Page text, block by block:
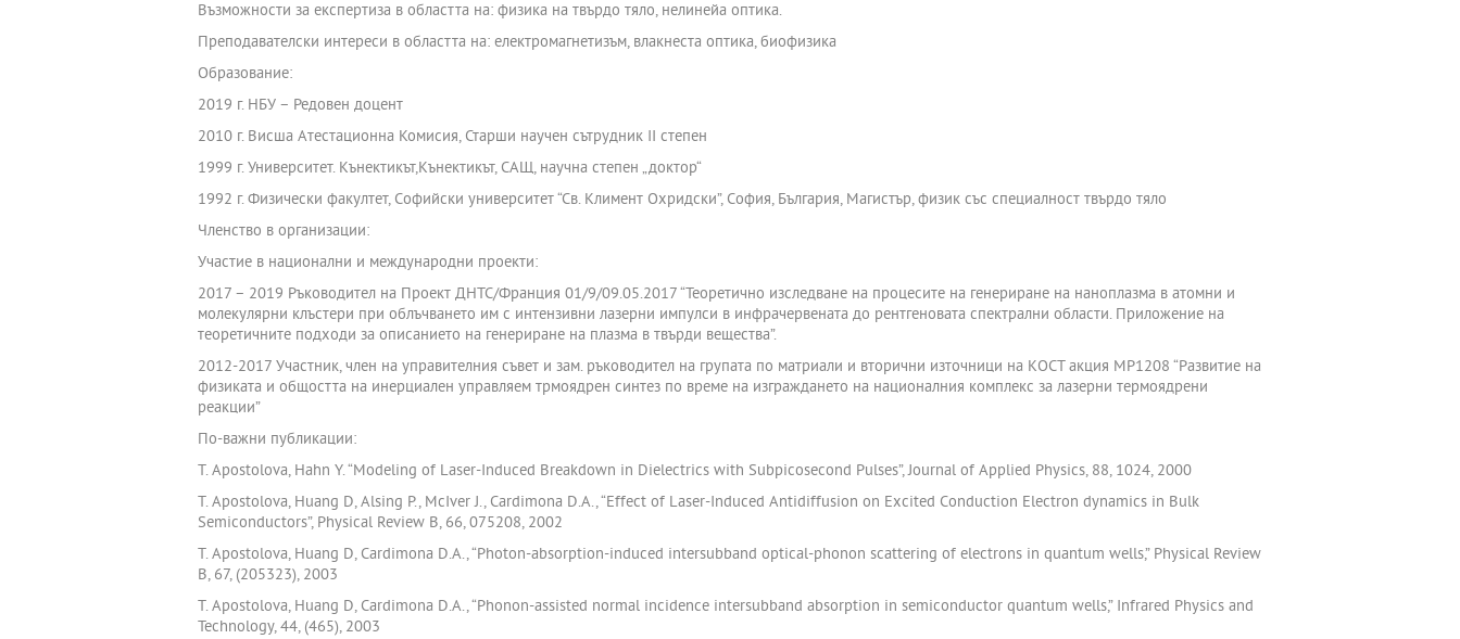
Възможности за експертиза в областта на: физика на твърдо тяло, нелинейа оптика.
Преподавателски интереси в областта на: електромагнетизъм, влакнеста оптика, биофизика
Образование:
2019 г. НБУ – Редовен доцент
2010 г. Висша Атестационна Комисия, Старши научен сътрудник II степен
1999 г. Университет. Кънектикът,Кънектикът, САЩ, научна степен „доктор“
1992 г. Физически факултет, Софийски университет “Св. Климент Охридски”, София, България, Магистър, физик със специалност твърдо тяло
Членство в организации:
Участие в национални и международни проекти:
2017 – 2019 Ръководител на Проект ДНТС/Франция 01/9/09.05.2017 “Теоретично изследване на процесите на генериране на наноплазма в атомни и
молекулярни клъстери при облъчването им с интензивни лазерни импулси в инфрачервената до рентгеновата спектрални области. Приложение на
теоретичните подходи за описанието на генериране на плазма в твърди вещества”.
2012-2017 Участник, член на управителния съвет и зам. ръководител на групата по матриали и вторични източници на КОСТ акция MP1208 “Развитие на
физиката и общостта на инерциален управляем трмоядрен синтез по време на изграждането на националния комплекс за лазерни термоядрени
реакции”
По-важни публикации:
T. Apostolova, Hahn Y. “Modeling of Laser-Induced Breakdown in Dielectrics with Subpicosecond Pulses”, Journal of Applied Physics, 88, 1024, 2000
T. Apostolova, Huang D, Alsing P., McIver J., Cardimona D.A., “Effect of Laser-Induced Antidiffusion on Excited Conduction Electron dynamics in Bulk
Semiconductors”, Physical Review B, 66, 075208, 2002
T. Apostolova, Huang D, Cardimona D.A., “Photon-absorption-induced intersubband optical-phonon scattering of electrons in quantum wells,” Physical Review
B, 67, (205323), 2003
T. Apostolova, Huang D, Cardimona D.A., “Phonon-assisted normal incidence intersubband absorption in semiconductor quantum wells,” Infrared Physics and
Technology, 44, (465), 2003